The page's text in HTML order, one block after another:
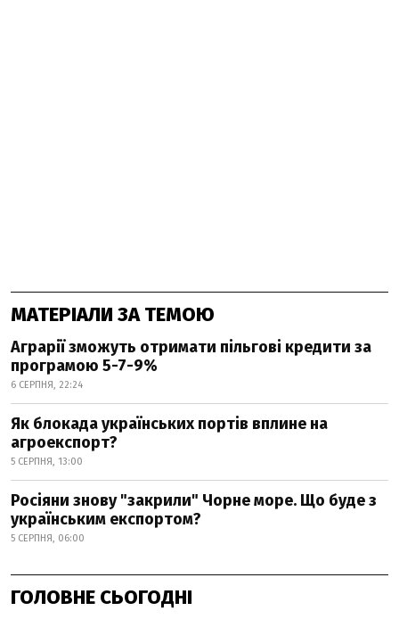
МАТЕРІАЛИ ЗА ТЕМОЮ
Аграрії зможуть отримати пільгові кредити за
програмою 5-7-9%
6 СЕРПНЯ, 22:24
Як блокада українських портів вплине на
агроекспорт?
5 СЕРПНЯ, 13:00
Росіяни знову "закрили" Чорне море. Що буде з
українським експортом?
5 СЕРПНЯ, 06:00
ГОЛОВНЕ СЬОГОДНІ